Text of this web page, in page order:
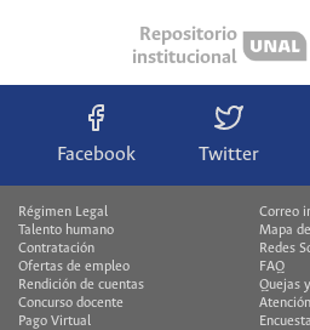
Repositorio
institucional
Facebook Twitter
Régimen Legal
Talento humano
Contratación
Ofertas de empleo
Rendición de cuentas
Concurso docente
Pago Virtual
Correo
Mapa
Redes
FAQ
Quejas
Encuesta